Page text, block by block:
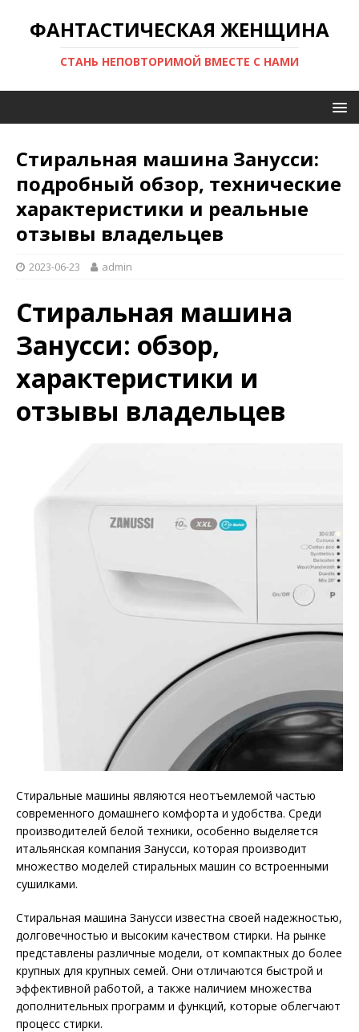
ФАНТАСТИЧЕСКАЯ ЖЕНЩИНА
СТАНЬ НЕПОВТОРИМОЙ ВМЕСТЕ С НАМИ
Стиральная машина Занусси:
подробный обзор, технические
характеристики и реальные
отзывы владельцев
2023-06-23 admin
Стиральная машина
Занусси: обзор,
характеристики и
отзывы владельцев
Стиральные машины являются неотъемлемой частью
современного домашнего комфорта и удобства. Среди
производителей белой техники, особенно выделяется
итальянская компания Занусси, которая производит
множество моделей стиральных машин со встроенными
сушилками.
Стиральная машина Занусси известна своей надежностью,
долговечностью и высоким качеством стирки. На рынке
представлены различные модели, от компактных до более
крупных для крупных семей. Они отличаются быстрой и
эффективной работой, а также наличием множества
дополнительных программ и функций, которые облегчают
процесс стирки.